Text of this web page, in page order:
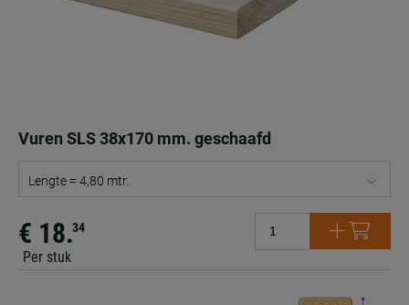
Vuren SLS 38x170 mm. geschaafd
Lengte = 4,80 mtr.
€ 18.34
Per stuk